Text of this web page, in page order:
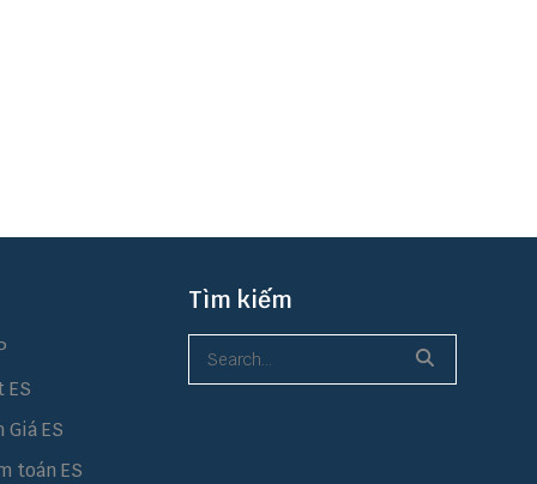
ES
Giá ES
toán ES
Tìm kiếm